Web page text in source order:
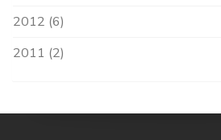
2012 (6)
2011 (2)